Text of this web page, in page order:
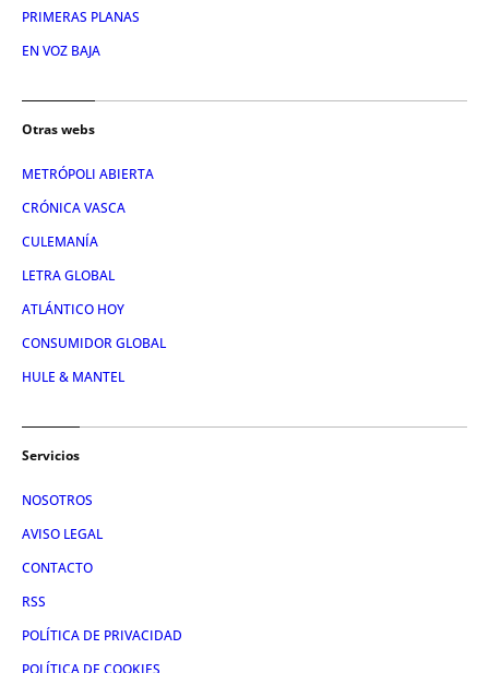
PRIMERAS PLANAS
EN VOZ BAJA
Otras webs
METRÓPOLI ABIERTA
CRÓNICA VASCA
CULEMANÍA
LETRA GLOBAL
ATLÁNTICO HOY
CONSUMIDOR GLOBAL
HULE & MANTEL
Servicios
NOSOTROS
AVISO LEGAL
CONTACTO
RSS
POLÍTICA DE PRIVACIDAD
POLÍTICA DE COOKIES